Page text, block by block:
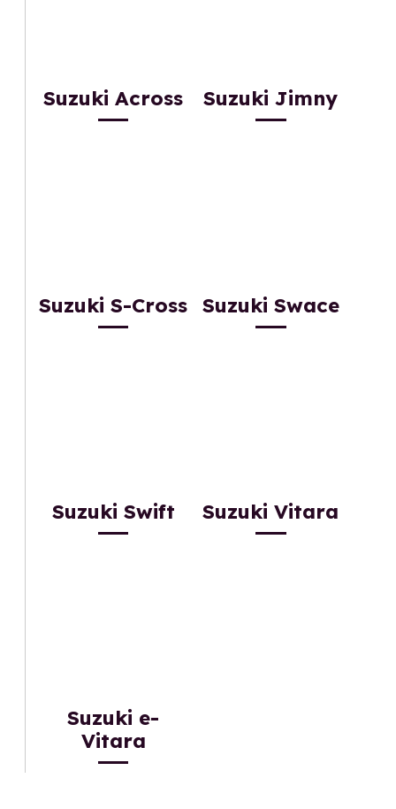
Suzuki Across Suzuki Jimny
Suzuki S-Cross Suzuki Swace
Suzuki Swift Suzuki Vitara
Suzuki e-
Vitara